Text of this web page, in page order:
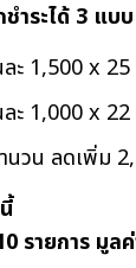
ำระได้ 3 แบบ
ะ 1,500 x 25
ะ 1,000 x
นวน ลดเพิ่ม
รายการ มูล